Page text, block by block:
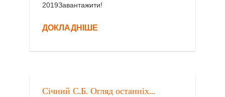
2019Завантажити!
ДОКЛАДНІШЕ
Січний С.Б. Огляд останніх...